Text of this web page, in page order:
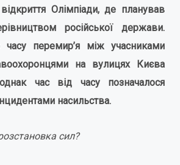
Олімпіади, де планував
російської держави.
часу перемир’я між учасниками
на вулицях Києва
час від часу позначалося
насильства.
сил?